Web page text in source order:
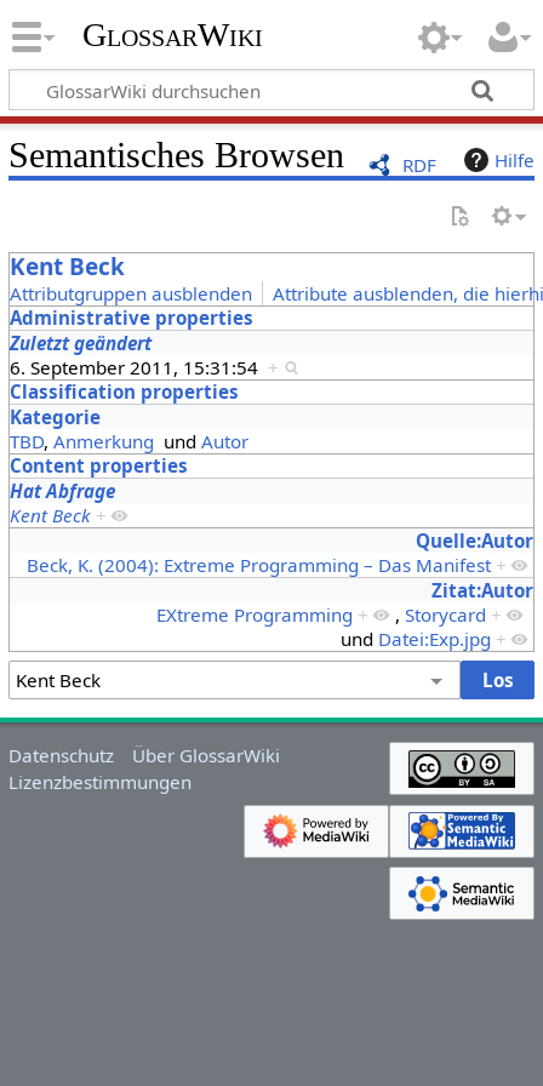
GlossarWiki
RDF Hilfe
Semantisches Browsen
Kent Beck
Attributgruppen ausblenden
Attribute ausblenden, die
Administrative properties
Zuletzt geändert
6. September 2011, 15:31:54 +
Classification properties
Kategorie
TBD, Anmerkung und Autor
Content properties
Hat Abfrage
Kent Beck +
Quelle:Autor
Beck, K. (2004): Extreme Programming – Das Manifest +
Zitat:Autor
EXtreme Programming + ,Storycard +
und Datei:Exp.jpg +
Datenschutz
Über GlossarWiki
Lizenzbestimmungen